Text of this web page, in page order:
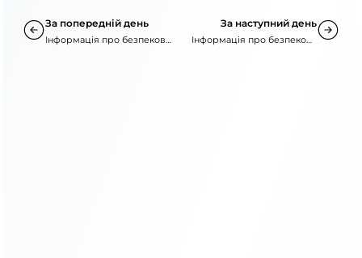
За попередній день
Інформація про безпекову
За наступний день
Інформація про безпекову